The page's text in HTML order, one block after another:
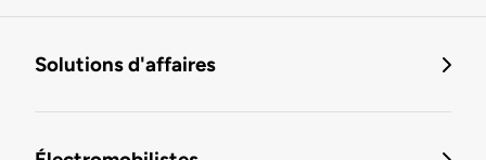
Solutions d'affaires